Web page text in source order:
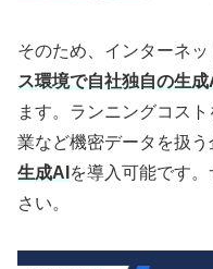
そのため、インターネ
ス環境で自社独自の生成
ます。ランニングコス
業など機密データを扱う
生成AI を導入可能です
さい。